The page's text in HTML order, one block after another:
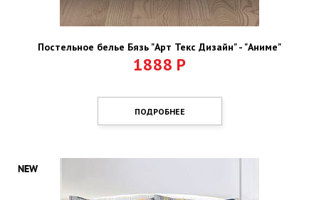
Постельное белье Бязь "Арт Текс Дизайн" - "Аниме"
1888 Р
ПОДРОБНЕЕ